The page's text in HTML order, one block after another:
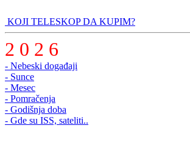
KOJI TELESKOP DA KUPIM?
2 0 2 6
- Nebeski događaji
- Sunce
- Mesec
- Pomračenja
- Godišnja doba
- Gde su ISS, sateliti..